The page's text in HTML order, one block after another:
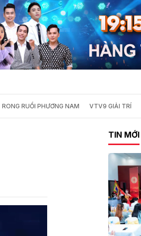
RONG RUỔI PHƯƠNG NAM VTV9 GIẢI TRÍ
TIN MỚI